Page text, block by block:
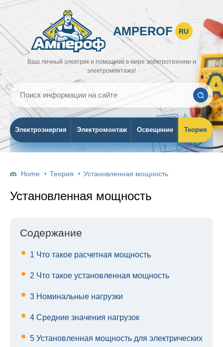
AMPEROF RU
Ваш личный электрик и помощник в мире электротехники и
электромонтажа!
Электроэнергия Электромонтаж Освещение Теория
Home Теория Установленная мощность
Установленная мощность
Содержание
1 Что такое расчетная мощность
2 Что такое установленная мощность
3 Номинальные нагрузки
4 Средние значения нагрузок
5 Установленная мощность для электрических